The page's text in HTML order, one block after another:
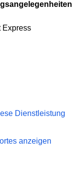
Express
Dienstleistung
anzeigen